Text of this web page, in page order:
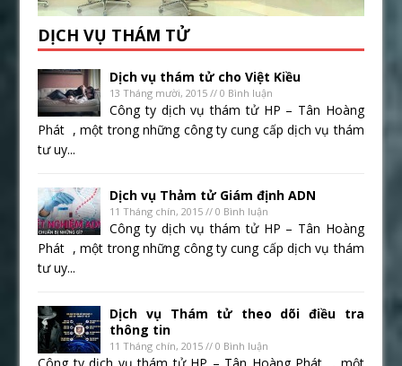
DỊCH VỤ THÁM TỬ
Dịch vụ thám tử cho Việt Kiều
13 Tháng mười, 2015 // 0 Bình luận
Công ty dịch vụ thám tử HP – Tân Hoàng
Phát , một trong những công ty cung cấp dịch vụ thám
tư uy...
Dịch vụ Thảm tử Giám định ADN
11 Tháng chín, 2015 // 0 Bình luận
Công ty dịch vụ thám tử HP – Tân Hoàng
Phát , một trong những công ty cung cấp dịch vụ thám
tư uy...
Dịch vụ Thám tử theo dõi điều tra
thông tin
11 Tháng chín, 2015 // 0 Bình luận